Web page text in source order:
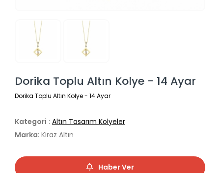
Dorika Toplu Altın Kolye - 14 Ayar
Dorika Toplu Altın Kolye - 14 Ayar
Kategori : Altın Tasarım Kolyeler
Marka: Kiraz Altın
Haber Ver